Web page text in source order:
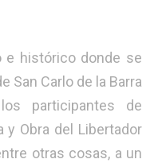
e histórico donde se
San Carlo de la Barra
participantes de
y Obra del Libertador
otras cosas, a un